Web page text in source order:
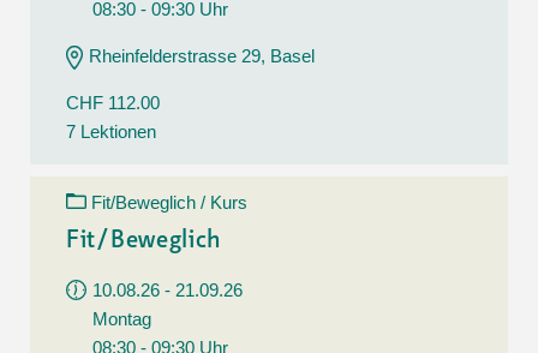
08:30 - 09:30 Uhr
Rheinfelderstrasse 29, Basel
CHF 112.00
7 Lektionen
Fit/Beweglich / Kurs
Fit/Beweglich
10.08.26 - 21.09.26
Montag
08:30 - 09:30 Uhr